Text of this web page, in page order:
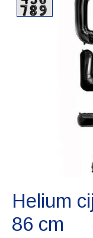
Helium
86 cm